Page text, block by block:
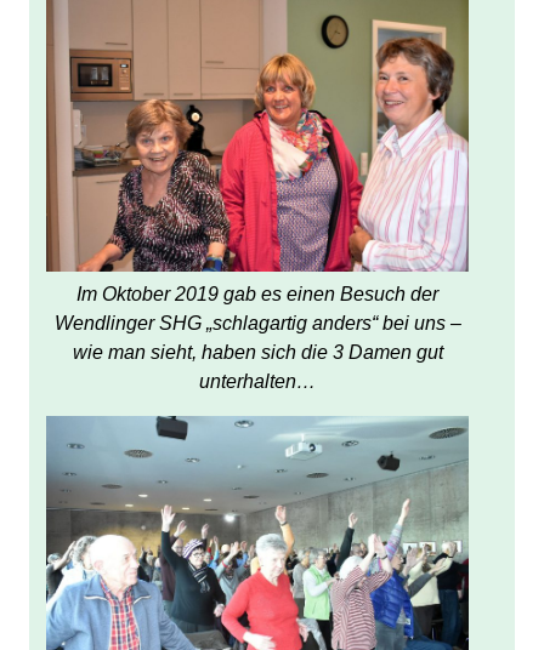
Im Oktober 2019 gab es einen Besuch der
Wendlinger SHG „schlagartig anders“ bei uns –
wie man sieht, haben sich die 3 Damen gut
unterhalten…